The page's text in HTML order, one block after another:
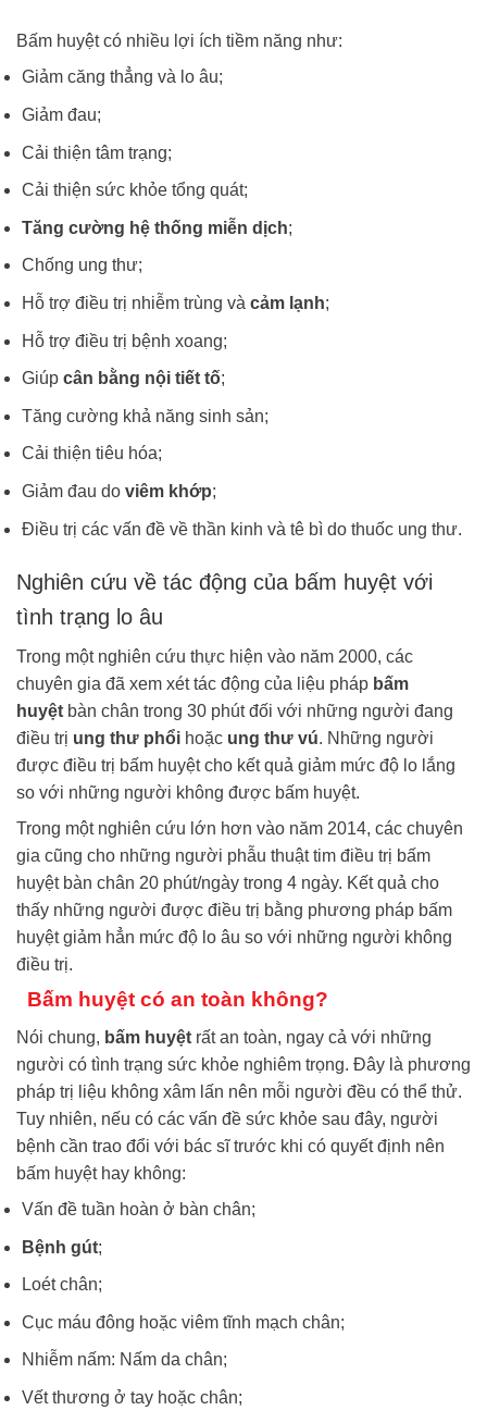
Bấm huyệt có nhiều lợi ích tiềm năng như:
Giảm căng thẳng và lo âu;
Giảm đau;
Cải thiện tâm trạng;
Cải thiện sức khỏe tổng quát;
Tăng cường hệ thống miễn dịch;
Chống ung thư;
Hỗ trợ điều trị nhiễm trùng và cảm lạnh;
Hỗ trợ điều trị bệnh xoang;
Giúp cân bằng nội tiết tố;
Tăng cường khả năng sinh sản;
Cải thiện tiêu hóa;
Giảm đau do viêm khớp;
Điều trị các vấn đề về thần kinh và tê bì do thuốc ung thư.
Nghiên cứu về tác động của bấm huyệt với
tình trạng lo âu
Trong một nghiên cứu thực hiện vào năm 2000, các
chuyên gia đã xem xét tác động của liệu pháp bấm
huyệt bàn chân trong 30 phút đối với những người đang
điều trị ung thư phổi hoặc ung thư vú. Những người
được điều trị bấm huyệt cho kết quả giảm mức độ lo lắng
so với những người không được bấm huyệt.
Trong một nghiên cứu lớn hơn vào năm 2014, các chuyên
gia cũng cho những người phẫu thuật tim điều trị bấm
huyệt bàn chân 20 phút/ngày trong 4 ngày. Kết quả cho
thấy những người được điều trị bằng phương pháp bấm
huyệt giảm hẳn mức độ lo âu so với những người không
điều trị.
Bấm huyệt có an toàn không?
Nói chung, bấm huyệt rất an toàn, ngay cả với những
người có tình trạng sức khỏe nghiêm trọng. Đây là phương
pháp trị liệu không xâm lấn nên mỗi người đều có thể thử.
Tuy nhiên, nếu có các vấn đề sức khỏe sau đây, người
bệnh cần trao đổi với bác sĩ trước khi có quyết định nên
bấm huyệt hay không:
Vấn đề tuần hoàn ở bàn chân;
Bệnh gút;
Loét chân;
Cục máu đông hoặc viêm tĩnh mạch chân;
Nhiễm nấm: Nấm da chân;
Vết thương ở tay hoặc chân;